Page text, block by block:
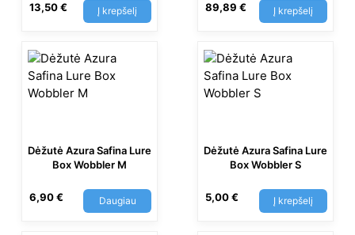
13,50€ Į krepšelį 89,89 € Į krepšelį
Dėžutė Azura Safina Lure
Box Wobbler M
6,90€ Daugiau
Dėžutė Azura Safina Lure
Box Wobbler S
5,00€ Į krepšelį